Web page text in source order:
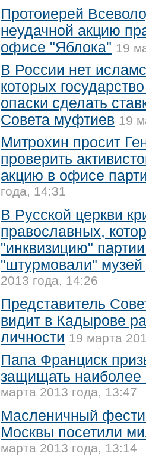
Протоиерей
неудачной акцию
офисе "Яблока" 19
В России нет
которых
опаски сделать
Совета муфтиев 19
Митрохин просит
проверить
акцию в офисе
года, 14:31
В Русской церкви
православных,
"инквизицию"
"штурмовали"
2013 года, 14:26
Представитель
видит в Кадырове
личности 19 марта
Папа Франциск
защищать
марта 2013 года, 13:47
Масленичный
Москвы посетили
марта 2013 года, 13:14